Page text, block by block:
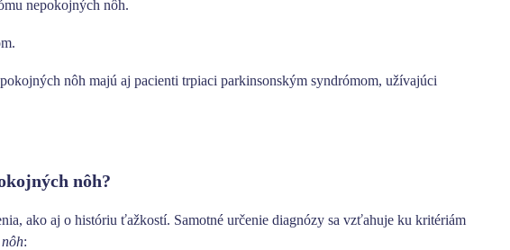
nepokojných nôh.
nôh majú aj pacienti trpiaci parkinsonským syndrómom, užívajúci
nôh?
ako aj o históriu ťažkostí. Samotné určenie diagnózy sa vzťahuje ku kritériám
: